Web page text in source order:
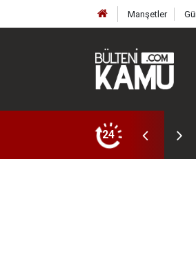
Manşetler
24
ve enstitüler kuruldu, bazıları